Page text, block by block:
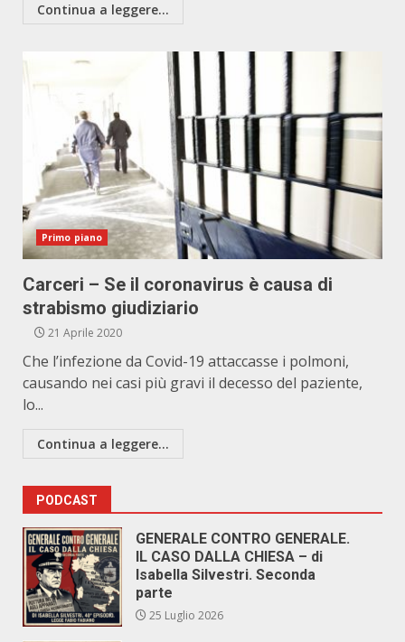
Continua a leggere...
Primo piano
Carceri – Se il coronavirus è causa di
strabismo giudiziario
21 Aprile 2020
Che l’infezione da Covid-19 attaccasse i polmoni,
causando nei casi più gravi il decesso del paziente,
lo...
Continua a leggere...
PODCAST
GENERALE CONTRO GENERALE.
IL CASO DALLA CHIESA – di
Isabella Silvestri. Seconda
parte
25 Luglio 2026